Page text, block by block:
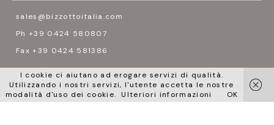
sales@bizzottoitalia.com
Ph +39 0424 580807
Fax +39 0424 581386
Follow us
I cookie ci aiutano ad erogare servizi di qualità.
Utilizzando i nostri servizi, l'utente accetta le nostre
modalità d'uso dei cookie. Ulteriori informazioni OK